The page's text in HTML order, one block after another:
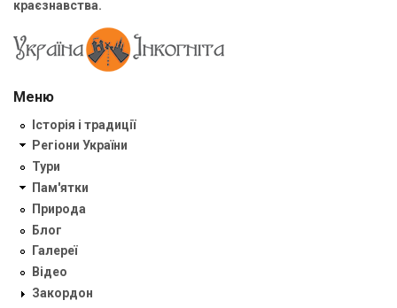
краєзнавства.
Меню
Історія і традиції
Регіони України
Тури
Пам'ятки
Природа
Блог
Галереї
Відео
Закордон